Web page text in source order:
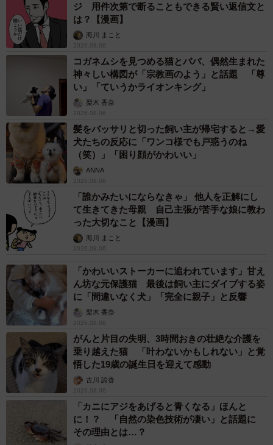
ジ 用件次第で断ることもできる賢い返信文と
は？【漫画】
海川 まこと
2026.08.06
コガネムシを見つめる猫とパパ、偶然生まれた
神々しい構図が「宗教画のよう」と話題 「尊
い」「ていうかライオンキング」
梨木 香奈
2026.08.06
髪をバッサリと切った飼い主が帰宅すると→愛
犬たちの反応に「ワンコ様でも戸惑うのね
（笑）」「困り顔がかわいい」
ANNA
2026.08.06
「誰かみたいにならなきゃ」 他人を正解にし
て生きてきた母親 自己主張が苦手な娘に教わ
った大切なこと【漫画】
海川 まこと
2026.08.06
「かわいいストーカーに追われています」甘え
ん坊な元保護猫 最後は飼い主にダイブする姿
に「間違いなく犬」「完全に親子」と反響
梨木 香奈
2026.08.06
がんと片目の失明、3時間おきの壮絶な介護を
乗り越えた猫 「叶わないかもしれない」と覚
悟した19歳の誕生日を迎えて感動
古川 諭香
2026.08.06
「カニにアジをあげると青くなる」ほんと
に！？ 「自然の染色技術が凄い」と話題に
その理由とは…？